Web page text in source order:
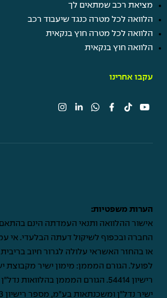
מציאת רכב שמתאים לך
הלוואה לכל מטרה כנגד שיעבוד רכב
הלוואה לכל מטרה חוץ בנקאית
הלוואה חוץ בנקאית
עקבו אחרינו
הערות משפטיות:
אישור ההלוואה ותנאי העמדתה הינם בהתאם
החברה ובכפוף לשיקול דעתה הבלעדי. אי
או בהחזר האשראי עלולה לגרור חיוב בריבית
רישיון 54414. הגורם המממן
ישיר נדל"ן ומשכנתאות בע"מ, מספר רישיון 63673.